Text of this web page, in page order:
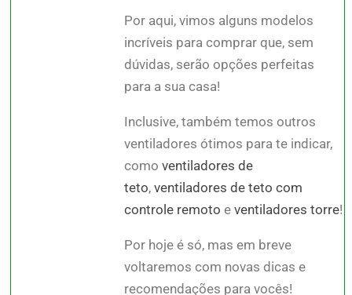
Por aqui, vimos alguns modelos
incríveis para comprar que, sem
dúvidas, serão opções perfeitas
para a sua casa!
Inclusive, também temos outros
ventiladores ótimos para te indicar,
comoventiladores de
teto,ventiladores de teto com
controle remoto eventiladores torre!
Por hoje é só, mas em breve
voltaremos com novas dicas e
recomendações para vocês!